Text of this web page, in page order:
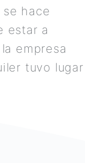
hace
estar a
empresa
tuvo lugar